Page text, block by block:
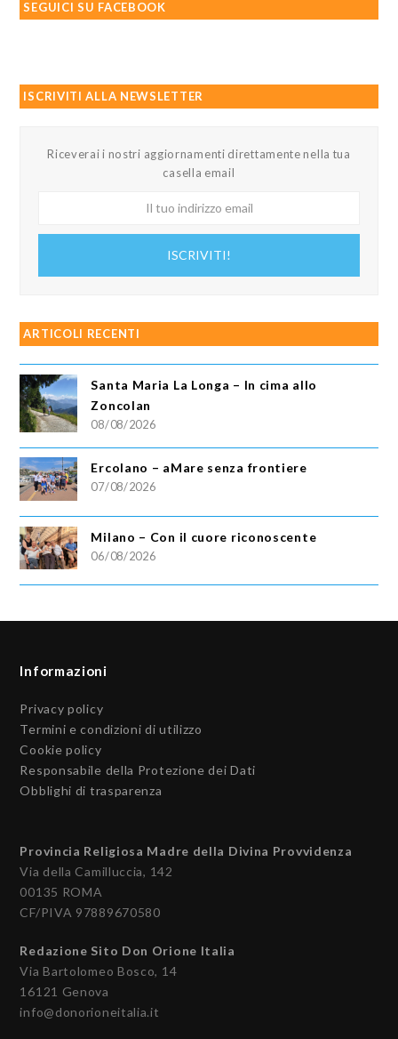
SEGUICI SU FACEBOOK
ISCRIVITI ALLA NEWSLETTER
Riceverai i nostri aggiornamenti direttamente nella tua
casella email
ISCRIVITI!
ARTICOLI RECENTI
Santa Maria La Longa – In cima allo
Zoncolan
08/08/2026
Ercolano – aMare senza frontiere
07/08/2026
Milano – Con il cuore riconoscente
06/08/2026
Informazioni
Privacy policy
Termini e condizioni di utilizzo
Cookie policy
Responsabile della Protezione dei Dati
Obblighi di trasparenza
Provincia Religiosa Madre della Divina Provvidenza
Via della Camilluccia, 142
00135 ROMA
CF/PIVA 97889670580
Redazione Sito Don Orione Italia
Via Bartolomeo Bosco, 14
16121 Genova
info@donorioneitalia.it